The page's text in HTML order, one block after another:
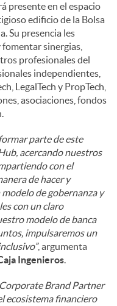
presente en el espacio
edificio de la Bolsa
Su presencia les
sinergias,
profesionales del
independientes,
LegalTech y PropTech,
asociaciones, fondos
parte de este
acercando nuestros
con el
de hacer y
de gobernanza y
con un claro
modelo de banca
impulsaremos un
, argumenta
Ingenieros.
Brand Partner
ecosistema financiero